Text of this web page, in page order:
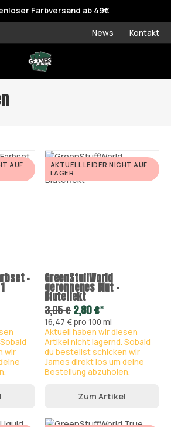
Farbversand ab 49€
News Kontakt
AUF
-
wir
AKTUELL LEIDER NICHT AUF
LAGER
GreenStuffWorld
geronnenes Blut -
Bluteffekt
3,05 €2,80 €*
16,47 € pro 100 ml
Aktuell haben wir diesen
Artikel nicht lagernd. Sobald
du bestellst schicken wir
James direkt los um deine
Bestellung abzuholen.
Zum Artikel